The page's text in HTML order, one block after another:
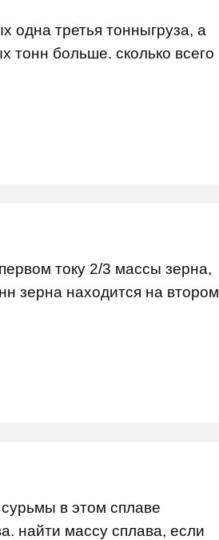
одна третья тонныгруза, а
тонн больше. сколько всего
току 2/3 массы зерна,
зерна находится на втором
в этом сплаве
найти массу сплава, если